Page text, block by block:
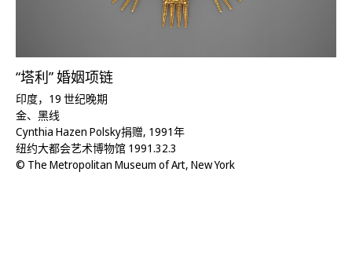
“塔利” 婚姻项链
印度，19 世纪晚期
金、黑线
Cynthia Hazen Polsky捐赠, 1991年
纽约大都会艺术博物馆 1991.32.3
© The Metropolitan Museum of Art, New York